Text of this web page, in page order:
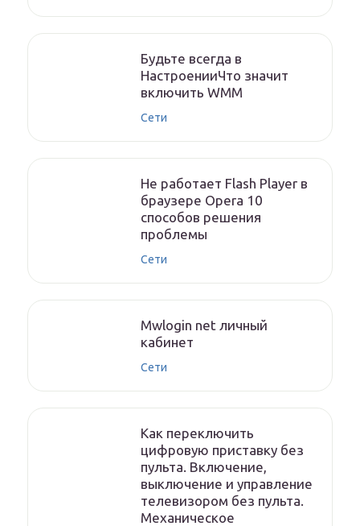
Будьте всегда в
НастроенииЧто значит
включить WMM
Сети
Не работает Flash Player в
браузере Opera 10
способов решения
проблемы
Сети
Mwlogin net личный
кабинет
Сети
Как переключить
цифровую приставку без
пульта. Включение,
выключение и управление
телевизором без пульта.
Механическое